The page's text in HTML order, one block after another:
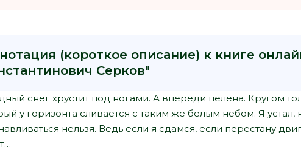
(короткое описание) к книге
Серков"
снег хрустит под ногами. А впереди пелена. Кругом
у горизонта сливается с таким же белым небом. Я
нельзя. Ведь если я сдамся, если перестану